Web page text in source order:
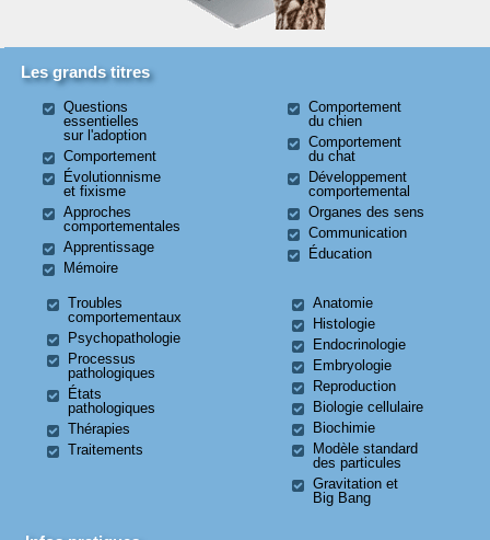
Les grands titres
Questions
essentielles
sur l'adoption
Comportement
Évolutionnisme
et fixisme
Approches
comportementales
Apprentissage
Mémoire
Comportement
du chien
Comportement
du chat
Développement
comportemental
Organes des sens
Communication
Éducation
Troubles
comportementaux
Psychopathologie
Processus
pathologiques
États
pathologiques
Thérapies
Traitements
Anatomie
Histologie
Endocrinologie
Embryologie
Reproduction
Biologie cellulaire
Biochimie
Modèle standard
des particules
Gravitation et
Big Bang